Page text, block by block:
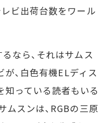
ビ出荷台数をワール
なら、それはサムス
、白色有機ELディス
っている読者もいる
ムスンは、RGBの三原